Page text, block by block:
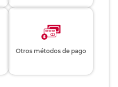
Otros métodos de pago